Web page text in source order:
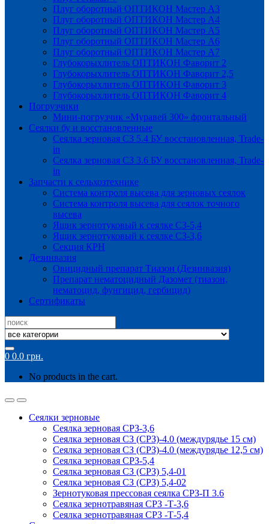
Плуг оборотный ОПТИКОН Мастер А3
Плуг оборотный ОПТИКОН Мастер А4
Плуг оборотный ОПТИКОН Мастер А5
Плуг оборотный ОПТИКОН Мастер А6
Плуг оборотный ОПТИКОН Мастер А7
Глубокорыхлитель ОПТИКОН Фаворит 2
Глубокорыхлитель ОПТИКОН Фаворит 2,5
Глубокорыхлитель ОПТИКОН Фаворит 3
Глубокорыхлитель ОПТИКОН Фаворит 4
Погрузчики
Мини-погрузчик «Муравей 300» фронтальный
Сеялки бу и восстановленные
Сеялка зерновая СЗ 5.4 БУ восстановленная, Trade-
in
Сеялка зерновая СЗ 3.6 БУ восстановленная, Trade-
in
Запчасти к сельхозтехнике
Система контроля высева для зерновых сеялок
Система контроля высева для сеялок точного
высева
Ящик зернотуковый к сеялке СЗ-5,4
Ящик зернотуковый к сеялке СЗ-3,6
Секция КРН
Дезинвазия
Овицидный препарат Тиазон (Дезинвазия)
Препарат нематоцидный Дазомет (тиазон,
нематоцид, фунгицид, гербицид)
Сертификаты
Search
for:
0 0.0 грн.
No products in the cart.
Сеялки зерновые
Сеялка зерновая СРЗ-3,6
Сеялка зерновая СЗ (СРЗ)-4.0 (междурядье 15 см)
Сеялка зерновая СЗ (СРЗ)-4.0 (междурядье 12,5 см)
Сеялка зерновая СРЗ-5,4
Сеялка зерновая СЗ (СРЗ) 5,4-01
Сеялка зерновая СЗ (СРЗ) 5,4-02
Зернотуковая прессовая сеялка СРЗ-П 3.6
Сеялка зернотравяная СРЗ -Т-3,6
Сеялка зернотравяная СРЗ -Т-5,4